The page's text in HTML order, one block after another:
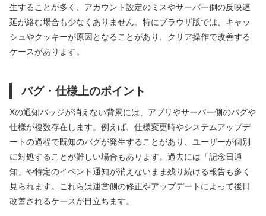
生することが多く、アカウント設定のミスやサーバー側の反映遅
延が絡む場合も少なくありません。特にブラウザ版では、キャッ
シュやクッキーが原因となることがあり、クリア操作で改善する
ケースがあります。
バグ・仕様上のポイント
Xの通知バッジが消えない背景には、アプリやサーバー側のバグや
仕様が複数存在します。例えば、仕様変更時やシステムアップデ
ートの過程で既知のバグが発生することがあり、ユーザーが個別
に対処することが難しい場合もあります。過去には「記念日通
知」や特定のイベント通知が消えないまま残り続ける報告も多く
見られます。これらは運営側の修正やアップデートによって後日
改善されるケースが目立ちます。